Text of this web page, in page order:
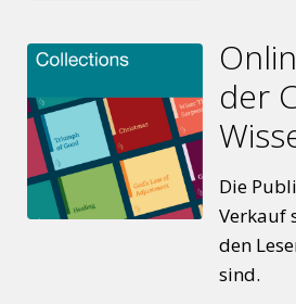
der
Die
Verkauf
den
sind.